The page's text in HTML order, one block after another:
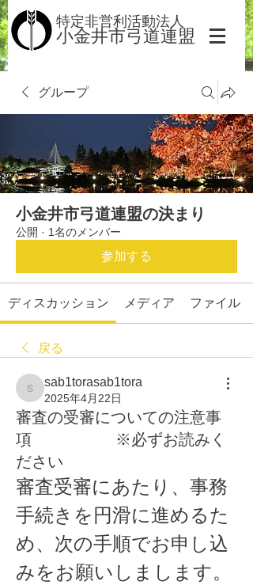
​​特定非営利活動法人
小金井市弓道連盟
グループ
小金井市弓道連盟の決まり
公開 · 1名のメンバー
参加する
ディスカッション メディア ファイル
戻る
sab1torasab1tora
sab1torasab1tora
2025年4月22日
審査の受審についての注意事
項 ※必ずお読みく
ださい
審査受審にあたり、事務
手続きを円滑に進めるた
め、次の手順でお申し込
みをお願いしまします。